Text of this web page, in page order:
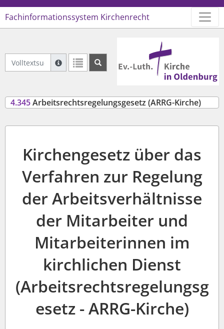
Fachinformationssystem Kirchenrecht
Volltextsuche Geltendes RechtSuche mit Platzhalter "*", Bsp. Pfarrer*, findet
Weitere Suchoperatoren finden Sie in unserer Hilfe.
Logo Ev.-Luth. Kirche in
4.345Arbeitsrechtsregelungsgesetz (ARRG-Kirche)
Kirchengesetz über das
Verfahren zur Regelung
der Arbeitsverhältnisse
der Mitarbeiter und
Mitarbeiterinnen im
kirchlichen Dienst
(Arbeitsrechtsregelungsg
esetz - ARRG-Kirche)